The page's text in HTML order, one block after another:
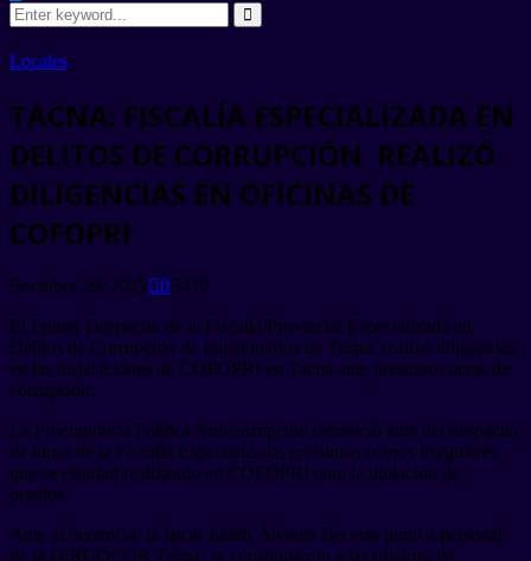
Search
for:
Search
Locales
TACNA: FISCALÍA ESPECIALIZADA EN
DELITOS DE CORRUPCIÓN REALIZÓ
DILIGENCIAS EN OFICINAS DE
COFOPRI
octubre 29, 2022 0 410
El Primer Despacho de la Fiscalía Provincial Especializada en
Delitos de Corrupción de Funcionarios de Tacna, realizó diligencias
en las instalaciones de COFOPRI en Tacna ante presuntos actos de
corrupción.
La Procuraduría Pública Anticorrupción denunció ante del despacho
de turno de la Fiscalía Especializada, presuntos cobros irregulares
que se estarían realizando en COFOPRI para la titulación de
predios.
Ante al denuncia, la fiscal Judith Álvarez Becerra junto a personal
de la DIRCOCOR Tacna, se constituyeron a las oficinas de